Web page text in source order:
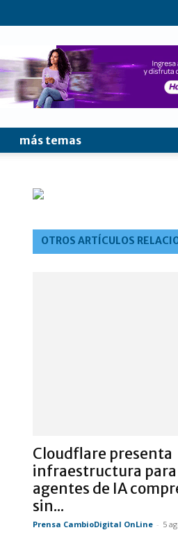
más temas
OTROS ARTÍCULOS
Cloudflare presenta
infraestructura para
agentes de IA
sin...
Prensa CambioDigital OnLine - 5